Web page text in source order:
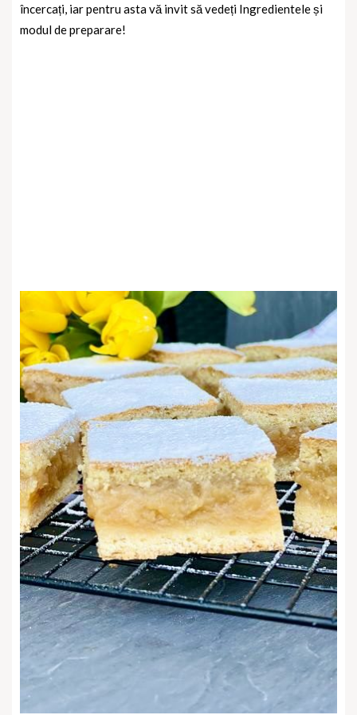
încercați, iar pentru asta vă invit să vedeți Ingredientele și
modul de preparare!